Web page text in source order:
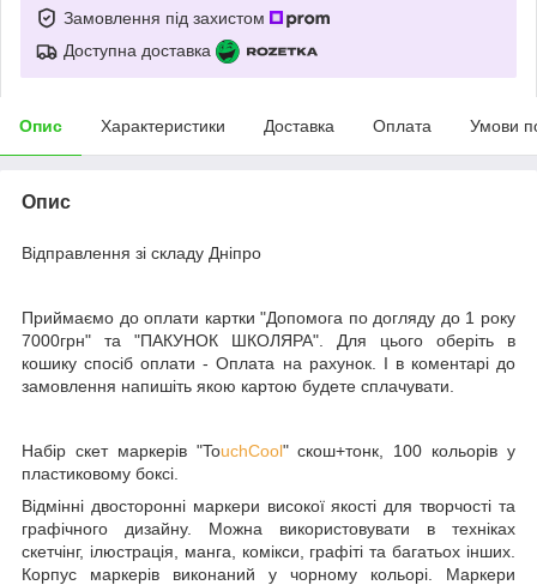
Замовлення під захистом
Доступна доставка
Опис Характеристики Доставка Оплата Умови
Опис
Відправлення зі складу Дніпро
Приймаємо до оплати картки "Допомога по догляду до 1 року
7000грн" та "ПАКУНОК ШКОЛЯРА". Для цього оберіть в
кошику спосіб оплати - Оплата на рахунок. І в коментарі до
замовлення напишіть якою картою будете сплачувати.
Набір скет маркерів "TouchCool" скош+тонк, 100 кольорів у
пластиковому боксі.
Відмінні двосторонні маркери високої якості для творчості та
графічного дизайну. Можна використовувати в техніках
скетчінг, ілюстрація, манга, комікси, графіті та багатьох інших.
Корпус маркерів виконаний у чорному кольорі. Маркери